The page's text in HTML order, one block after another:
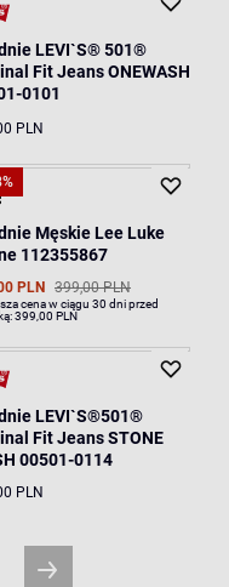
LEVI`S® 501®
Fit Jeans ONEWASH
0101
PLN
Męskie Lee Luke
112355867
PLN 399,00 PLN
cena w ciągu 30 dni przed
399,00 PLN
LEVI`S®501®
Fit Jeans STONE
00501-0114
PLN